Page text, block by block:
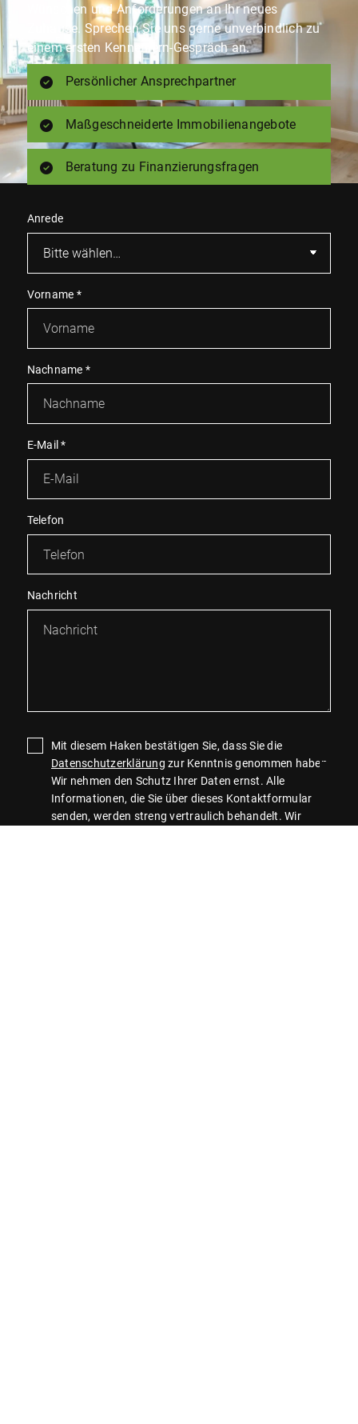
Wünschen und Anforderungen an Ihr neues
Zuhause. Sprechen Sie uns gerne unverbindlich zu
einem ersten Kennenlern-Gespräch an.
Persönlicher Ansprechpartner
Maßgeschneiderte Immobilienangebote
Beratung zu Finanzierungsfragen
Anrede
Vorname *
Nachname *
E-Mail*
Telefon
Nachricht
Mit diesem Haken bestätigen Sie, dass Sie die
Datenschutzerklärung zur Kenntnis genommen haben.
Wir nehmen den Schutz Ihrer Daten ernst. Alle
Informationen, die Sie über dieses Kontaktformular
senden, werden streng vertraulich behandelt. Wir